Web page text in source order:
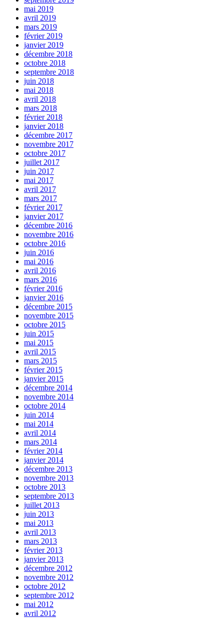
mai 2019
avril 2019
mars 2019
février 2019
janvier 2019
décembre 2018
octobre 2018
septembre 2018
juin 2018
mai 2018
avril 2018
mars 2018
février 2018
janvier 2018
décembre 2017
novembre 2017
octobre 2017
juillet 2017
juin 2017
mai 2017
avril 2017
mars 2017
février 2017
janvier 2017
décembre 2016
novembre 2016
octobre 2016
juin 2016
mai 2016
avril 2016
mars 2016
février 2016
janvier 2016
décembre 2015
novembre 2015
octobre 2015
juin 2015
mai 2015
avril 2015
mars 2015
février 2015
janvier 2015
décembre 2014
novembre 2014
octobre 2014
juin 2014
mai 2014
avril 2014
mars 2014
février 2014
janvier 2014
décembre 2013
novembre 2013
octobre 2013
septembre 2013
juillet 2013
juin 2013
mai 2013
avril 2013
mars 2013
février 2013
janvier 2013
décembre 2012
novembre 2012
octobre 2012
septembre 2012
mai 2012
avril 2012